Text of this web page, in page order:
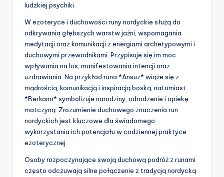
ludzkiej psychiki.
W ezoteryce i duchowości runy nordyckie służą do
odkrywania głębszych warstw jaźni, wspomagania
medytacji oraz komunikacji z energiami archetypowymi i
duchowymi przewodnikami. Przypisuje się im moc
wpływania na los, manifestowania intencji oraz
uzdrawiania. Na przykład runa *Ansuz* wiąże się z
mądrością, komunikacją i inspiracją boską, natomiast
*Berkano* symbolizuje narodziny, odrodzenie i opiekę
matczyną. Zrozumienie duchowego znaczenia run
nordyckich jest kluczowe dla świadomego
wykorzystania ich potencjału w codziennej praktyce
ezoterycznej.
Osoby rozpoczynające swoją duchową podróż z runami
często odczuwają silne połączenie z tradycją nordycką